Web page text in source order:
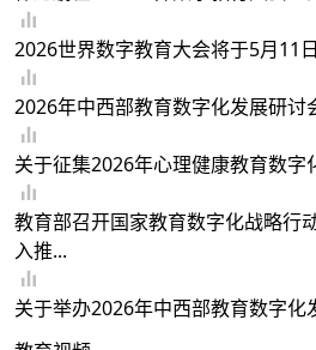
2026世界数字教育大会将于5月11
2026年中西部教育数字化发展研讨
关于征集2026年心理健康教育数字
教育部召开国家教育数字化战略行
入推...
关于举办2026年中西部教育数字化